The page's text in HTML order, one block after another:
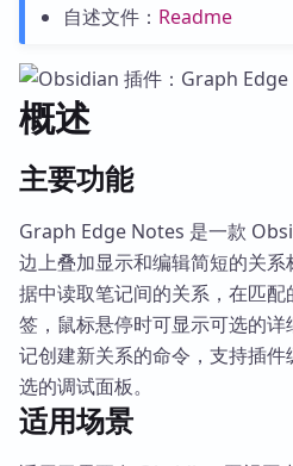
自述文件： Readme
概述
主要功能
Graph Edge Notes 是一款
边上叠加显示和编辑简短的关
据中读取笔记间的关系，在匹
签，鼠标悬停时可显示可选的
记创建新关系的命令，支持插
选的调试面板。
适用场景